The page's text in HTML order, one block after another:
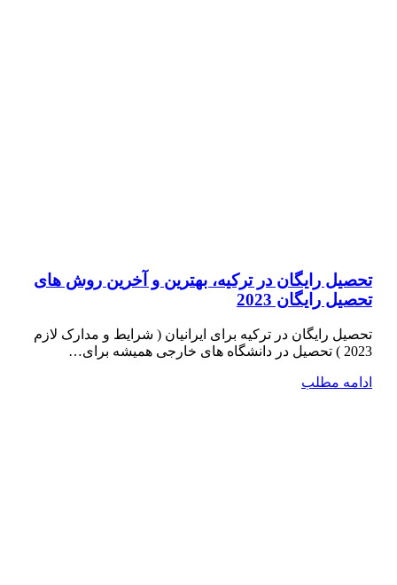
تحصیل رایگان در ترکیه، بهترین و آخرین روش های
تحصیل رایگان 2023
تحصیل رایگان در ترکیه برای ایرانیان ( شرایط و مدارک لازم
2023 ) تحصیل در دانشگاه­ های خارجی همیشه برای…
ادامه مطلب